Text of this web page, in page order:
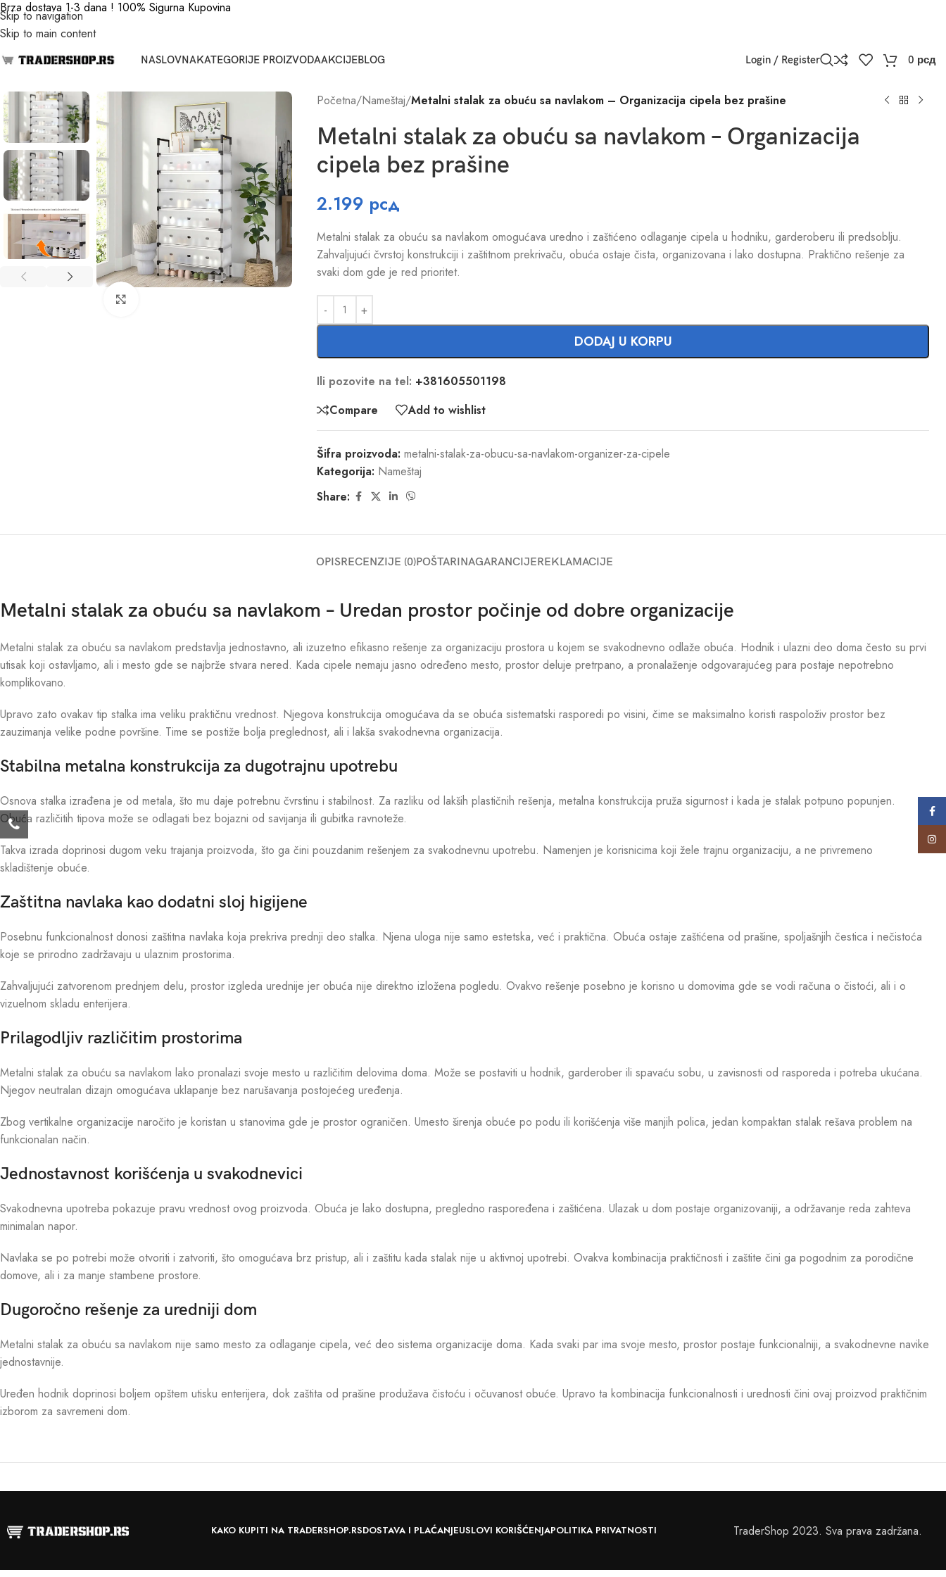
Skip to navigation
Skip to main content
Brza dostava 1-3 dana ! 100% Sigurna Kupovina
NASLOVNAKATEGORIJE PROIZVODAAKCIJEBLOG Login / Register 0 рсд
Početna/Nameštaj/Metalni stalak za obuću sa navlakom – Organizacija cipela bez prašine
Metalni stalak za obuću sa navlakom – Organizacija
cipela bez prašine
2.199 рсд
Metalni stalak za obuću sa navlakom omogućava uredno i zaštićeno odlaganje cipela u hodniku, garderoberu ili predsoblju.
Zahvaljujući čvrstoj konstrukciji i zaštitnom prekrivaču, obuća ostaje čista, organizovana i lako dostupna. Praktično rešenje za
svaki dom gde je red prioritet.
DODAJ U KORPU
Ili pozovite na tel: +381605501198
Compare
Add to wishlist
Šifra proizvoda: metalni-stalak-za-obucu-sa-navlakom-organizer-za-cipele
Kategorija: Nameštaj
Share:
OPISRECENZIJE (0)POŠTARINAGARANCIJEREKLAMACIJE
Metalni stalak za obuću sa navlakom – Uredan prostor počinje od dobre organizacije
Metalni stalak za obuću sa navlakom predstavlja jednostavno, ali izuzetno efikasno rešenje za organizaciju prostora u kojem se svakodnevno odlaže obuća. Hodnik i ulazni deo doma često su prvi
utisak koji ostavljamo, ali i mesto gde se najbrže stvara nered. Kada cipele nemaju jasno određeno mesto, prostor deluje pretrpano, a pronalaženje odgovarajućeg para postaje nepotrebno
komplikovano.
Upravo zato ovakav tip stalka ima veliku praktičnu vrednost. Njegova konstrukcija omogućava da se obuća sistematski rasporedi po visini, čime se maksimalno koristi raspoloživ prostor bez
zauzimanja velike podne površine. Time se postiže bolja preglednost, ali i lakša svakodnevna organizacija.
Stabilna metalna konstrukcija za dugotrajnu upotrebu
Osnova stalka izrađena je od metala, što mu daje potrebnu čvrstinu i stabilnost. Za razliku od lakših plastičnih rešenja, metalna konstrukcija pruža sigurnost i kada je stalak potpuno popunjen.
Obuća različitih tipova može se odlagati bez bojazni od savijanja ili gubitka ravnoteže.
Takva izrada doprinosi dugom veku trajanja proizvoda, što ga čini pouzdanim rešenjem za svakodnevnu upotrebu. Namenjen je korisnicima koji žele trajnu organizaciju, a ne privremeno
skladištenje obuće.
Zaštitna navlaka kao dodatni sloj higijene
Posebnu funkcionalnost donosi zaštitna navlaka koja prekriva prednji deo stalka. Njena uloga nije samo estetska, već i praktična. Obuća ostaje zaštićena od prašine, spoljašnjih čestica i nečistoća
koje se prirodno zadržavaju u ulaznim prostorima.
Zahvaljujući zatvorenom prednjem delu, prostor izgleda urednije jer obuća nije direktno izložena pogledu. Ovakvo rešenje posebno je korisno u domovima gde se vodi računa o čistoći, ali i o
vizuelnom skladu enterijera.
Prilagodljiv različitim prostorima
Metalni stalak za obuću sa navlakom lako pronalazi svoje mesto u različitim delovima doma. Može se postaviti u hodnik, garderober ili spavaću sobu, u zavisnosti od rasporeda i potreba ukućana.
Njegov neutralan dizajn omogućava uklapanje bez narušavanja postojećeg uređenja.
Zbog vertikalne organizacije naročito je koristan u stanovima gde je prostor ograničen. Umesto širenja obuće po podu ili korišćenja više manjih polica, jedan kompaktan stalak rešava problem na
funkcionalan način.
Jednostavnost korišćenja u svakodnevici
Svakodnevna upotreba pokazuje pravu vrednost ovog proizvoda. Obuća je lako dostupna, pregledno raspoređena i zaštićena. Ulazak u dom postaje organizovaniji, a održavanje reda zahteva
minimalan napor.
Navlaka se po potrebi može otvoriti i zatvoriti, što omogućava brz pristup, ali i zaštitu kada stalak nije u aktivnoj upotrebi. Ovakva kombinacija praktičnosti i zaštite čini ga pogodnim za porodične
domove, ali i za manje stambene prostore.
Dugoročno rešenje za uredniji dom
Metalni stalak za obuću sa navlakom nije samo mesto za odlaganje cipela, već deo sistema organizacije doma. Kada svaki par ima svoje mesto, prostor postaje funkcionalniji, a svakodnevne navike
jednostavnije.
Uređen hodnik doprinosi boljem opštem utisku enterijera, dok zaštita od prašine produžava čistoću i očuvanost obuće. Upravo ta kombinacija funkcionalnosti i urednosti čini ovaj proizvod praktičnim
izborom za savremeni dom.
KAKO KUPITI NA TRADERSHOP.RSDOSTAVA I PLAĆANJEUSLOVI KORIŠĆENJAPOLITIKA PRIVATNOSTI TraderShop 2023. Sva prava zadržana.